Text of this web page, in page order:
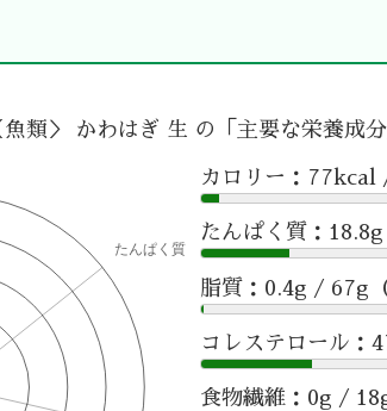
魚類＞ かわはぎ 生 の「主要な栄養成分
カロリー：77kcal
たんぱく質：
脂質：0.4g / 67g（
コレステロール：
食物繊維：0g / 18g